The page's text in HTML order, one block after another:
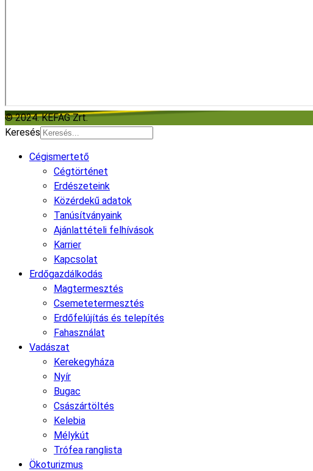
© 2024. KEFAG Zrt.
Keresés
Cégismertető
Cégtörténet
Erdészeteink
Közérdekű adatok
Tanúsítványaink
Ajánlattételi felhívások
Karrier
Kapcsolat
Erdőgazdálkodás
Magtermesztés
Csemetetermesztés
Erdőfelújítás és telepítés
Fahasználat
Vadászat
Kerekegyháza
Nyír
Bugac
Császártöltés
Kelebia
Mélykút
Trófea ranglista
Ökoturizmus